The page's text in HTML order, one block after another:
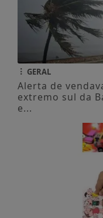
GERAL
Alerta de
extremo sul da
e...